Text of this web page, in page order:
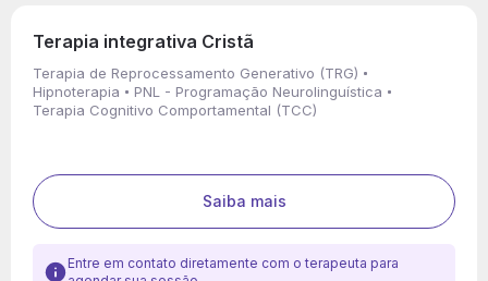
Terapia integrativa Cristã
Terapia de Reprocessamento Generativo (TRG)
Hipnoterapia
PNL - Programação Neurolinguística
Terapia Cognitivo Comportamental (TCC)
Saiba mais
Entre em contato diretamente com o terapeuta para